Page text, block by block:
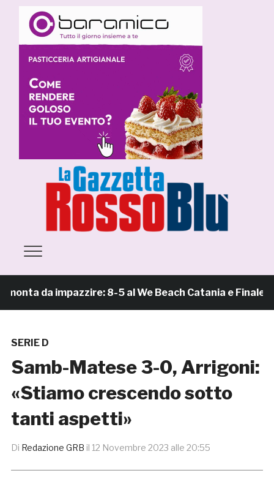
da impazzire: 8-5 al We Beach Catania e Finale
SERIE D
Samb-Matese 3-0, Arrigoni:
«Stiamo crescendo sotto
tanti aspetti»
Di Redazione GRB il 12 Novembre 2023 alle 20:55